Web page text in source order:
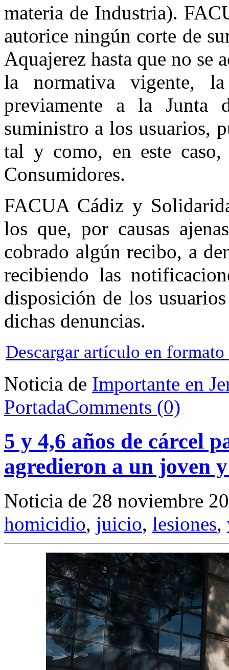
materia de Industria).
autorice ningún corte de
Aquajerez hasta que no se
la normativa vigente, la
previamente a la Junta
suministro a los usuarios,
tal y como, en este
Consumidores.
FACUA Cádiz y
los que, por causas
cobrado algún recibo, a
recibiendo las
disposición de los
dichas denuncias.
Descargar artículo en formato
Noticia de Importante en
PortadaComments (0)
5 y 4,6 años de cárcel
agredieron a un joven
Noticia de 28 noviembre
homicidio, juicio, lesiones,